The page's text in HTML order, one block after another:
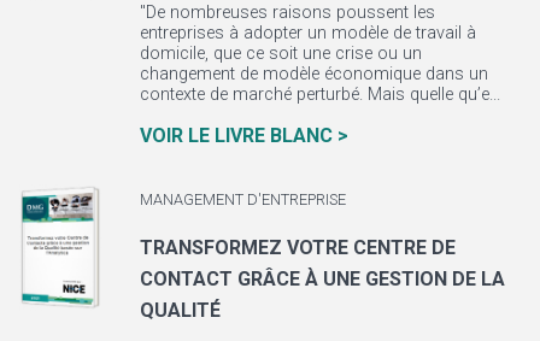
"De nombreuses raisons poussent les
entreprises à adopter un modèle de travail à
domicile, que ce soit une crise ou un
changement de modèle économique dans un
contexte de marché perturbé. Mais quelle qu’e...
VOIR LE LIVRE BLANC >
MANAGEMENT D'ENTREPRISE
TRANSFORMEZ VOTRE CENTRE DE
CONTACT GRÂCE À UNE GESTION DE LA
QUALITÉ